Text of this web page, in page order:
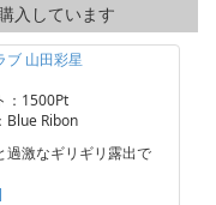
入しています
ブ 山田彩星
：1500Pt
Blue Ribon
過激なギリギリ露出で